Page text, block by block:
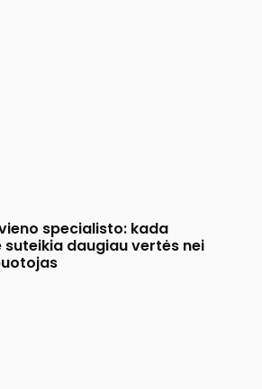
specialisto: kada
daugiau vertės nei